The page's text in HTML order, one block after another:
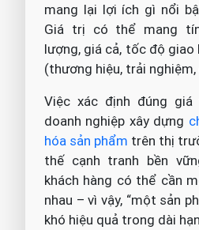
mang lại lợi ích gì nổi
Giá trị có thể mang
lượng, giá cả, tốc độ giao
(thương hiệu, trải
Việc xác định đúng
doanh nghiệp xây dựng
hóa sản phẩm trên thị
thế cạnh tranh bền
khách hàng có thể cần
nhau – vì vậy, “một sản
khó hiệu quả trong dài